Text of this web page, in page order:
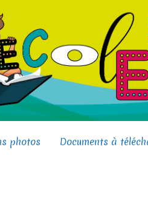
photos Documents à